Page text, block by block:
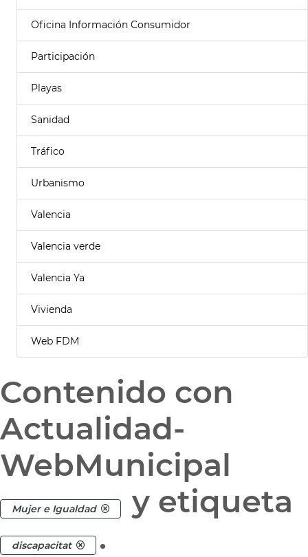
Oficina Información Consumidor
Participación
Playas
Sanidad
Tráfico
Urbanismo
Valencia
Valencia verde
Valencia Ya
Vivienda
Web FDM
Contenido con
Actualidad-
WebMunicipal
Mujer e Igualdad y etiqueta
discapacitat .